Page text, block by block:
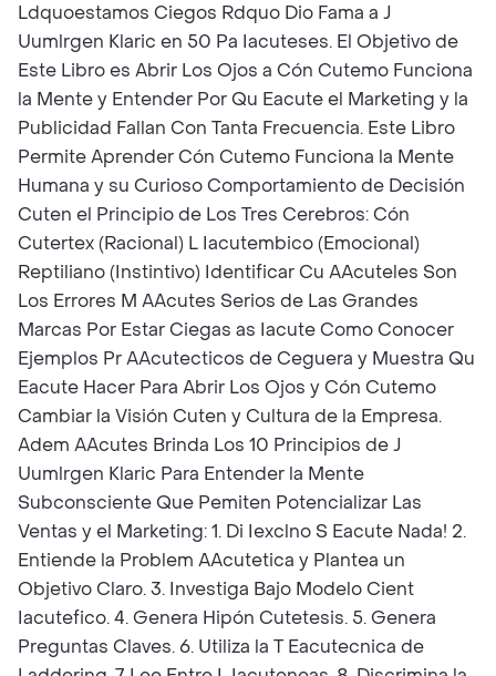
Ldquoestamos Ciegos Rdquo Dio Fama a J
Uumlrgen Klaric en 50 Pa Iacuteses. El Objetivo de
Este Libro es Abrir Los Ojos a Cón Cutemo Funciona
la Mente y Entender Por Qu Eacute el Marketing y la
Publicidad Fallan Con Tanta Frecuencia. Este Libro
Permite Aprender Cón Cutemo Funciona la Mente
Humana y su Curioso Comportamiento de Decisión
Cuten el Principio de Los Tres Cerebros: Cón
Cutertex (Racional) L Iacutembico (Emocional)
Reptiliano (Instintivo) Identificar Cu AAcuteles Son
Los Errores M AAcutes Serios de Las Grandes
Marcas Por Estar Ciegas as Iacute Como Conocer
Ejemplos Pr AAcutecticos de Ceguera y Muestra Qu
Eacute Hacer Para Abrir Los Ojos y Cón Cutemo
Cambiar la Visión Cuten y Cultura de la Empresa.
Adem AAcutes Brinda Los 10 Principios de J
Uumlrgen Klaric Para Entender la Mente
Subconsciente Que Pemiten Potencializar Las
Ventas y el Marketing: 1. Di Iexclno S Eacute Nada! 2.
Entiende la Problem AAcutetica y Plantea un
Objetivo Claro. 3. Investiga Bajo Modelo Cient
Iacutefico. 4. Genera Hipón Cutetesis. 5. Genera
Preguntas Claves. 6. Utiliza la T Eacutecnica de